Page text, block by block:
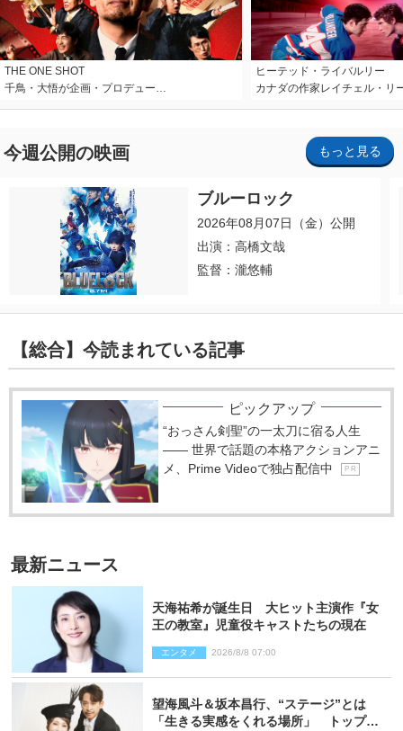
THE ONE SHOT
千鳥・大悟が企画・プロデュー…
ヒーテッド・ライバルリー
カナダの作家レイチェル・リ
今週公開の映画 もっと見る
ブルーロック
2026年08月07日（金）公開
出演：高橋文哉
監督：瀧悠輔
【総合】今読まれている記事
ピックアップ
“おっさん剣聖”の一太刀に宿る人生
―― 世界で話題の本格アクションアニ
メ、Prime Videoで独占配信中
P R
最新ニュース
天海祐希が誕生日 大ヒット主演作『女
王の教室』児童役キャストたちの現在
エンタメ 2026/8/8 07:00
望海風斗＆坂本昌行、“ステージ”とは
「生きる実感をくれる場所」 トップを